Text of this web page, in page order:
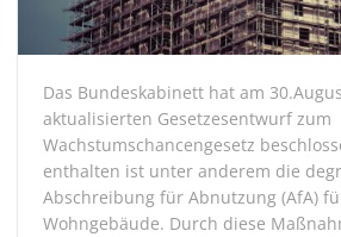
Das Bundeskabinett hat am
aktualisierten Gesetzesentwurf zum
Wachstumschancengesetz
enthalten ist unter anderem die
Abschreibung für Abnutzung (AfA)
Wohngebäude. Durch diese